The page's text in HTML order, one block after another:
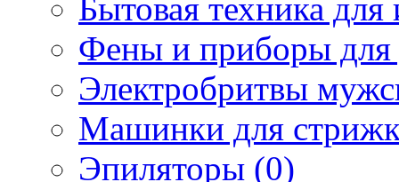
Бытовая техника
Фены и приборы для
Электробритвы
Машинки для
Эпиляторы (0)